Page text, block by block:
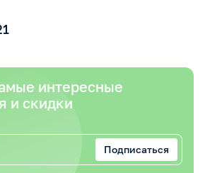
интересные
и скидки
Подписаться